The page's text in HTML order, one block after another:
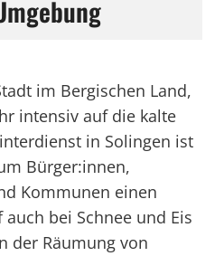
im Bergischen Land,
intensiv auf die kalte
in Solingen ist
Bürger:innen,
Kommunen einen
bei Schnee und Eis
der Räumung von